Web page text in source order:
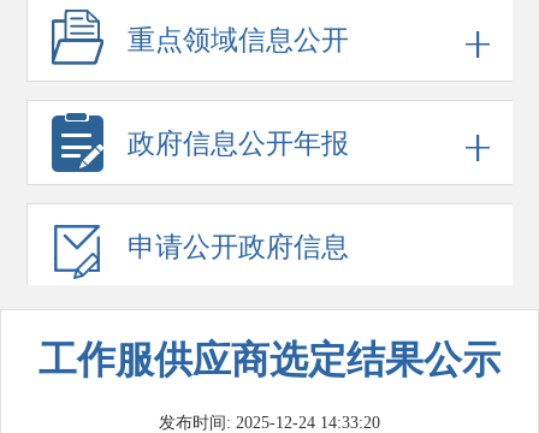
重点领域信息公开
政府信息公开年报
申请公开政府信息
工作服供应商选定结果公示
发布时间: 2025-12-24 14:33:20